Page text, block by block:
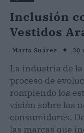
Inclusión
Vestidos
Marta Suárez 30
La industria de
proceso de
rompiendo los
visión sobre las
consumidores.
las marcas que